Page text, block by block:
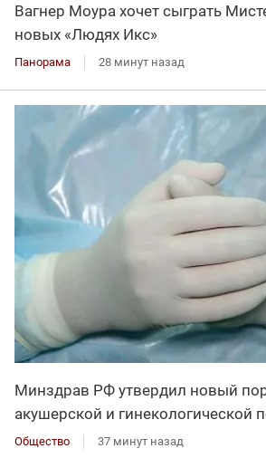
Вагнер Моура хочет сыграть
новых «Людях Икс»
Панорама 28 минут назад
Минздрав РФ утвердил новый
акушерской и гинекологической
Общество 37 минут назад